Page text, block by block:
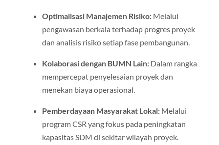
Optimalisasi Manajemen Risiko:Melalui
pengawasan berkala terhadap progres proyek
dan analisis risiko setiap fase pembangunan.
Kolaborasi dengan BUMN Lain:Dalam rangka
mempercepat penyelesaian proyek dan
menekan biaya operasional.
Pemberdayaan Masyarakat Lokal:Melalui
program CSR yang fokus pada peningkatan
kapasitas SDM di sekitar wilayah proyek.